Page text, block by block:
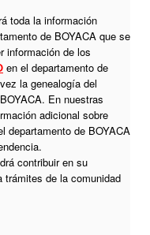
toda la información
de BOYACA que se
información de los
en el departamento de
la genealogía del
En nuestras
adicional sobre
departamento de BOYACA
contribuir en su
trámites de la comunidad